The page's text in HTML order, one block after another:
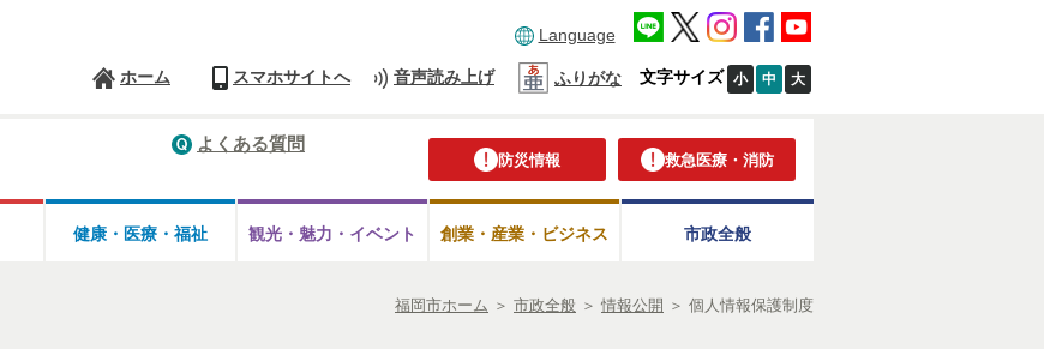
Language
ホーム スマホサイトへ 音声読み上げ ふりがな 文字サイズ 小 中 大
防災情報 救急医療・消防
よくある質問
健康・医療・ 福祉 観光・魅力・ イベント 創業・産業・ビジネス 市政全般
福岡市ホーム ＞ 市政全般 ＞ 情報公開 ＞ 個人情報保護制度